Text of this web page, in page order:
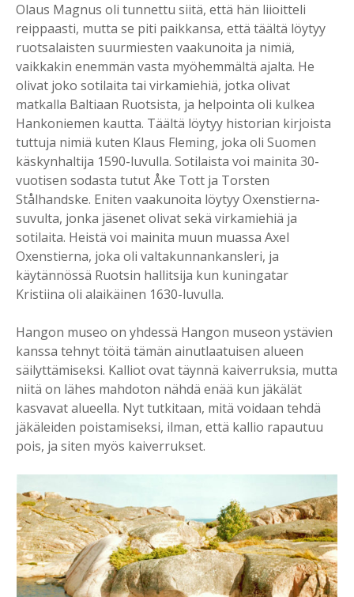
Olaus Magnus oli tunnettu siitä, että hän liioitteli
reippaasti, mutta se piti paikkansa, että täältä löytyy
ruotsalaisten suurmiesten vaakunoita ja nimiä,
vaikkakin enemmän vasta myöhemmältä ajalta. He
olivat joko sotilaita tai virkamiehiä, jotka olivat
matkalla Baltiaan Ruotsista, ja helpointa oli kulkea
Hankoniemen kautta. Täältä löytyy historian kirjoista
tuttuja nimiä kuten Klaus Fleming, joka oli Suomen
käskynhaltija 1590-luvulla. Sotilaista voi mainita 30-
vuotisen sodasta tutut Åke Tott ja Torsten
Stålhandske. Eniten vaakunoita löytyy Oxenstierna-
suvulta, jonka jäsenet olivat sekä virkamiehiä ja
sotilaita. Heistä voi mainita muun muassa Axel
Oxenstierna, joka oli valtakunnankansleri, ja
käytännössä Ruotsin hallitsija kun kuningatar
Kristiina oli alaikäinen 1630-luvulla.
Hangon museo on yhdessä Hangon museon ystävien
kanssa tehnyt töitä tämän ainutlaatuisen alueen
säilyttämiseksi. Kalliot ovat täynnä kaiverruksia, mutta
niitä on lähes mahdoton nähdä enää kun jäkälät
kasvavat alueella. Nyt tutkitaan, mitä voidaan tehdä
jäkäleiden poistamiseksi, ilman, että kallio rapautuu
pois, ja siten myös kaiverrukset.